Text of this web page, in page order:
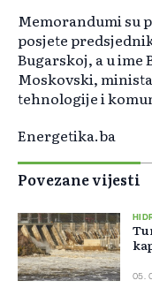
Memorandumi su
posjete
Bugarskoj, a u ime
Moskovski,
tehnologije i
Energetika.ba
Povezane vijesti
05.